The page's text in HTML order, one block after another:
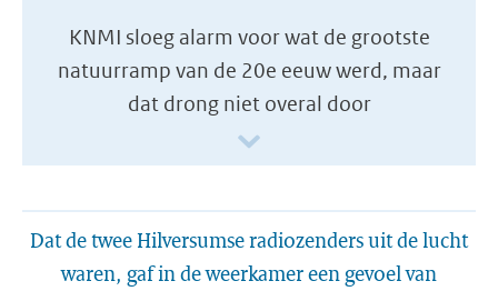
KNMI sloeg alarm voor wat de grootste
natuurramp van de 20e eeuw werd, maar
dat drong niet overal door
Dat de twee Hilversumse radiozenders uit de lucht
waren, gaf in de weerkamer een gevoel van